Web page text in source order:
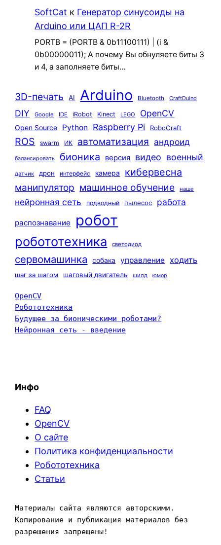
SoftCat к Генератор синусоиды на
Arduino или ЦАП R-2R
PORTB = (PORTB & 0b11100111) | (i &
0b00000011); А почему Вы обнуляете биты 3
и 4, а заполняете биты…
3D-печать AI Arduino Bluetooth CraftDuino
DIY Google IDE iRobot Kinect LEGO OpenCV
Open Source Python Raspberry Pi RoboCraft
ROS swarm ИК автоматизация андроид
балансировать бионика версия видео военный
датчик дрон интерфейс камера кибервесна
манипулятор машинное обучение наше
нейронная сеть подводный пылесос работа
распознавание робот
робототехника светодиод
сервомашинка собака управление ходить
шаг за шагом шаговый двигатель шилд юмор
OpenCV
Робототехника
Будущее за бионическими роботами?
Нейронная сеть - введение
Инфо
FAQ
OpenCV
О сайте
Политика конфиденциальности
Робототехника
Статьи
Материалы сайта являются авторскими.
Копирование и публикация материалов без
разрешения запрещены!